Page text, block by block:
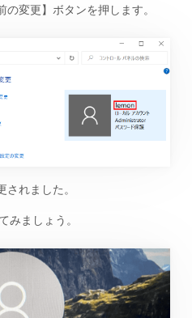
変更】ボタンを押します。
れました。
みましょう。